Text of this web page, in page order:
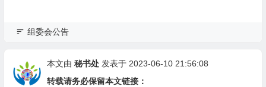
组委会公告
本文由 秘书处发表于 2023-06-10 21:56:08
转载请务必保留本文链接：